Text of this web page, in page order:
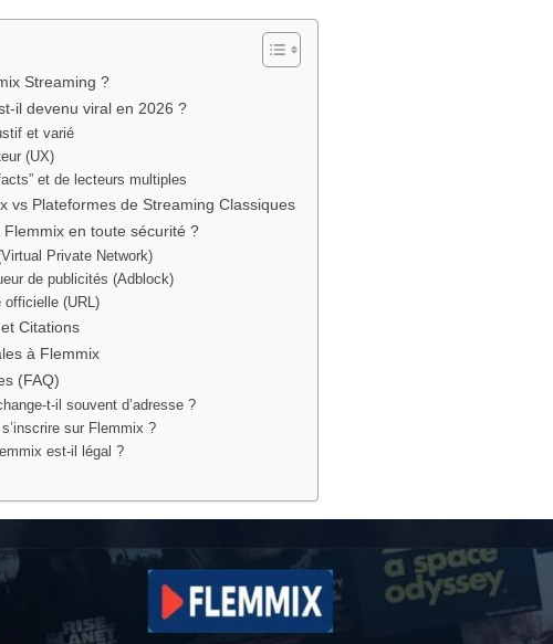
Streaming ?
il devenu viral en 2026 ?
et varié
(UX)
et de lecteurs multiples
vs Plateformes de Streaming Classiques
en toute sécurité ?
Private Network)
de publicités (Adblock)
officielle (URL)
Citations
à Flemmix
(FAQ)
t-il souvent d’adresse ?
sur Flemmix ?
est-il légal ?